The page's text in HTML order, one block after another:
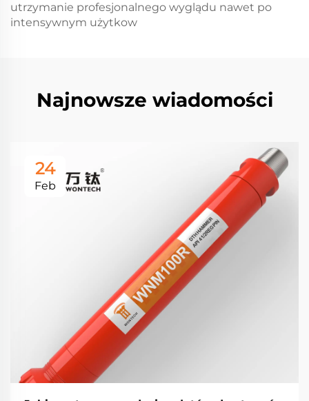
utrzymanie profesjonalnego wyglądu nawet po
intensywnym użytkow
Najnowsze wiadomości
24
Feb